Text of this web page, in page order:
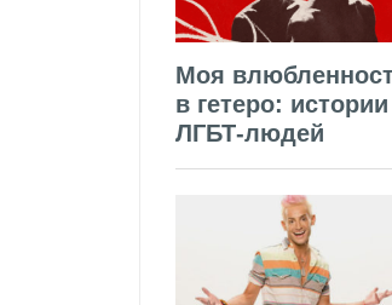
Моя
в гетеро: истории
ЛГБТ-людей